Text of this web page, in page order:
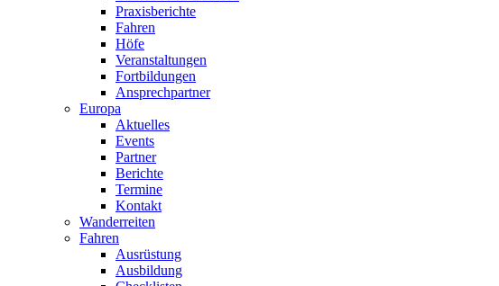
Praxisberichte
Fahren
Höfe
Veranstaltungen
Fortbildungen
Ansprechpartner
Europa
Aktuelles
Events
Partner
Berichte
Termine
Kontakt
Wanderreiten
Fahren
Ausrüstung
Ausbildung